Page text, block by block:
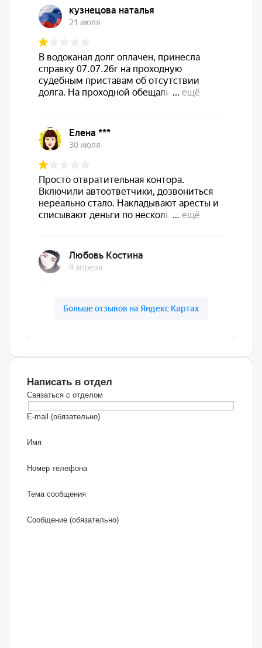
Написать в отдел
Связаться с отделом
E-mail (обязательно)
Имя
Номер телефона
Тема сообщения
Сообщение (обязательно)